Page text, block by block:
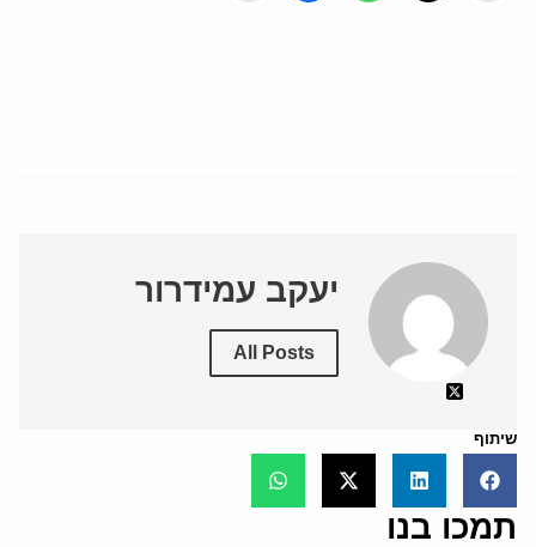
יעקב עמידרור
All Posts
שיתוף
תמכו בנו